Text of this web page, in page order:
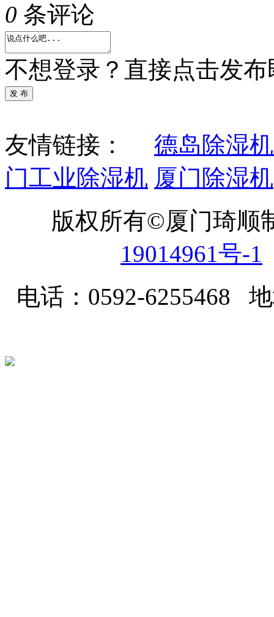
0 条评论
不想登录？直接点击发
发 布
友情链接： 德岛除湿
门工业除湿机 厦门除湿机
版权所有©厦门琦
19014961号-1
电话：0592-6255468